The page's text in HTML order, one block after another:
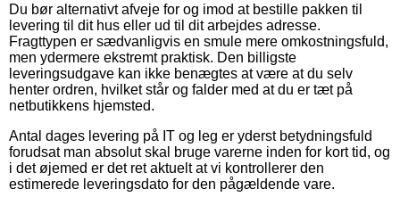
Du bør alternativt afveje for og imod at bestille pakken til
levering til dit hus eller ud til dit arbejdes adresse.
Fragttypen er sædvanligvis en smule mere omkostningsfuld,
men ydermere ekstremt praktisk. Den billigste
leveringsudgave kan ikke benægtes at være at du selv
henter ordren, hvilket står og falder med at du er tæt på
netbutikkens hjemsted.
Antal dages levering på IT og leg er yderst betydningsfuld
forudsat man absolut skal bruge varerne inden for kort tid, og
i det øjemed er det ret aktuelt at vi kontrollerer den
estimerede leveringsdato for den pågældende vare.